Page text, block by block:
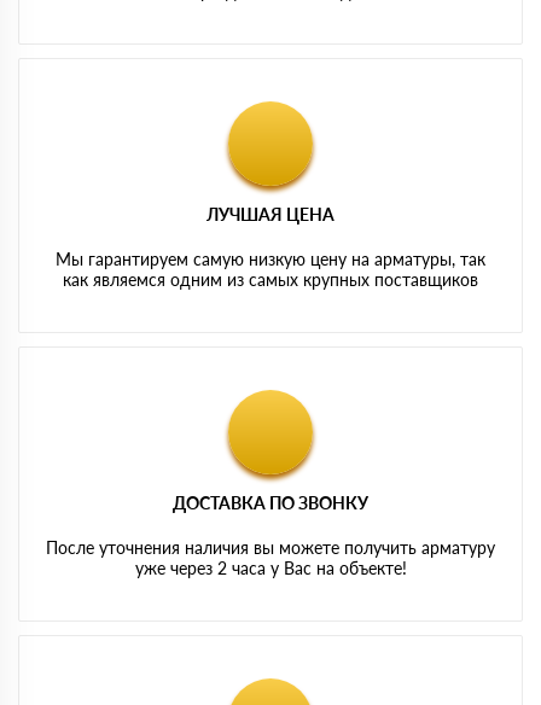
ЛУЧШАЯ ЦЕНА
Мы гарантируем самую низкую цену на арматуры, так
как являемся одним из самых крупных поставщиков
ДОСТАВКА ПО ЗВОНКУ
После уточнения наличия вы можете получить арматуру
уже через 2 часа у Вас на объекте!